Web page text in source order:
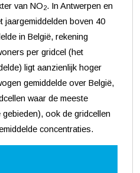
van NO2. In Antwerpen en
jaargemiddelden boven 40
in België, rekening
per gridcel (het
ligt aanzienlijk hoger
gemiddelde over België,
waar de meeste
ook de gridcellen
concentraties.